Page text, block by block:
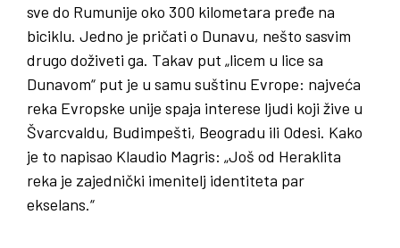
sve do Rumunije oko 300 kilometara pređe na
biciklu. Jedno je pričati o Dunavu, nešto sasvim
drugo doživeti ga. Takav put „licem u lice sa
Dunavom“ put je u samu suštinu Evrope: najveća
reka Evropske unije spaja interese ljudi koji žive u
Švarcvaldu, Budimpešti, Beogradu ili Odesi. Kako
je to napisao Klaudio Magris: „Još od Heraklita
reka je zajednički imenitelj identiteta par
ekselans.“